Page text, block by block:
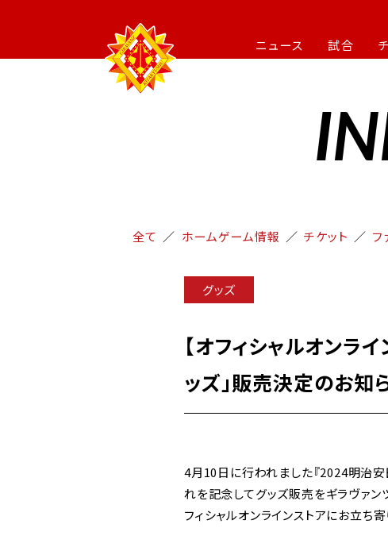
ニュース 試合
全て ホームゲーム情報 チケット フ
グッズ
【オフィシャルオンラ
ッズ」販売決定のお知
4月10日に行われました『2024明治
れを記念してグッズ販売をギラヴァ
フィシャルオンラインストアにお立ち寄